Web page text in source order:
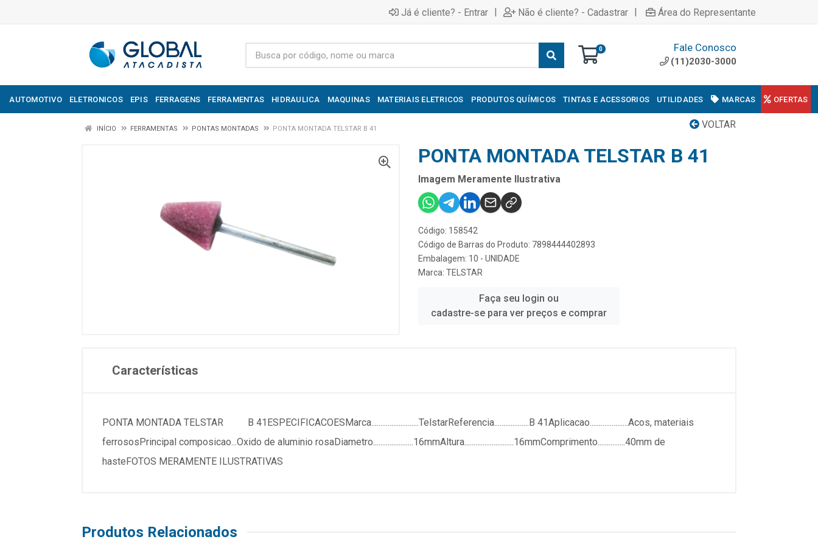
Já é cliente? - Entrar | Não é cliente? - Cadastrar | Área do Representante
0 Fale Conosco
(11)2030-3000
AUTOMOTIVO ELETRONICOS EPIS FERRAGENS FERRAMENTAS HIDRAULICA MAQUINAS MATERIAIS ELETRICOS PRODUTOS QUÍMICOS TINTAS E ACESSORIOS UTILIDADES MARCAS OFERTAS
VOLTAR
INÍCIO FERRAMENTAS PONTAS MONTADAS PONTA MONTADA TELSTAR B 41
PONTA MONTADA TELSTAR B 41
Imagem Meramente Ilustrativa
Código: 158542
Código de Barras do Produto: 7898444402893
Embalagem: 10 - UNIDADE
Marca: TELSTAR
Faça seu login ou
cadastre-se para ver preços e comprar
Características
PONTA MONTADA TELSTAR B 41ESPECIFICACOESMarca..........................TelstarReferencia...................B 41Aplicacao.....................Acos, materiais
ferrososPrincipal composicao...Oxido de aluminio rosaDiametro......................16mmAltura...........................16mmComprimento...............40mm de
hasteFOTOS MERAMENTE ILUSTRATIVAS
Produtos Relacionados